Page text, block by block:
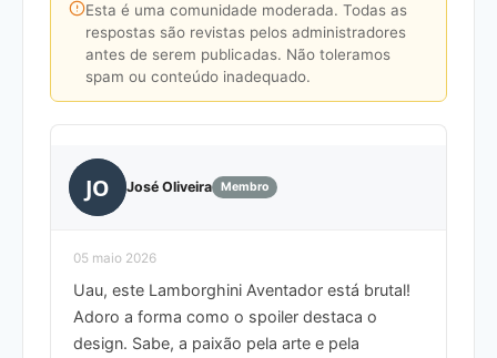
Esta é uma comunidade moderada. Todas as
respostas são revistas pelos administradores
antes de serem publicadas. Não toleramos
spam ou conteúdo inadequado.
JO José Oliveira Membro
05 maio 2026
Uau, este Lamborghini Aventador está brutal!
Adoro a forma como o spoiler destaca o
design. Sabe, a paixão pela arte e pela